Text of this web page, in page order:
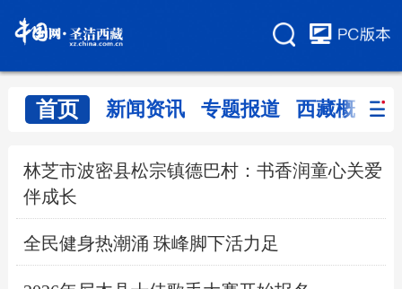
首页 新闻资讯 专题报道 西藏概览
林芝市波密县松宗镇德巴村：书香润童心关爱
伴成长
全民健身热潮涌 珠峰脚下活力足